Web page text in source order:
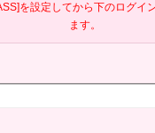
を設定してから下のログイ
ます。